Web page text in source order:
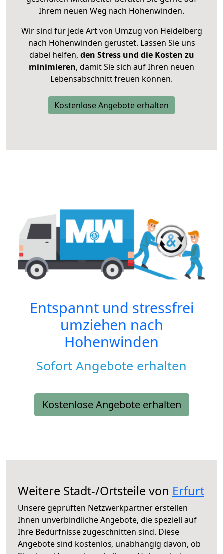
Ihrem neuen Weg nach Hohenwinden.
Wir sind für jede Art von Umzug von Heidelberg
nach Hohenwinden gerüstet. Lassen Sie uns
dabei helfen, den Stress und die Kosten zu
minimieren, damit Sie sich auf Ihren neuen
Lebensabschnitt freuen können.
Kostenlose Angebote erhalten
Entspannt und stressfrei
umziehen nach
Hohenwinden
Sofort Angebote erhalten
Kostenlose Angebote erhalten
Weitere Stadt-/Ortsteile von Erfurt
Unsere geprüften Netzwerkpartner erstellen
Ihnen unverbindliche Angebote, die speziell auf
Ihre Bedürfnisse zugeschnitten sind. Diese
Angebote sind kostenlos, unabhängig davon, ob